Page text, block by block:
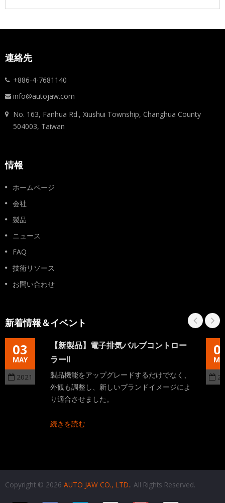
連絡先
+886-4-7681140
info@autojaw.com
No. 163, Fanhua Rd., Xiushui Township, Changhua County
504003, Taiwan
情報
ホームページ
会社
製品
ニュース
FAQ
技術リソース
お問い合わせ
新着情報＆イベント
03
MAY
2021
【新製品】電子排気バルブコントロー
ラーII
製品機能をアップグレードするだけでなく、
外観も調整し、新しいブランドイメージによ
り適合させました。
続きを読む
Copyright © 2026 AUTO JAW CO., LTD.. All Rights Reserved.